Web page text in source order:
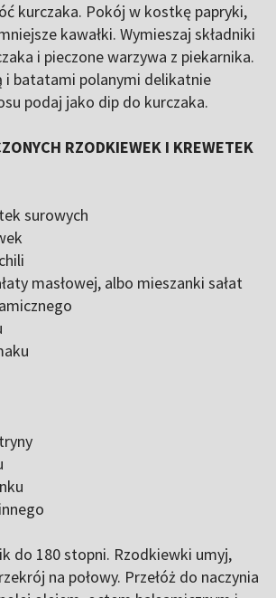
kurczaka. Pokój w kostkę papryki,
kawałki. Wymieszaj składniki
i pieczone warzywa z piekarnika.
i batatami polanymi delikatnie
podaj jako dip do kurczaka.
RZODKIEWEK I KREWETEK
surowych
masłowej, albo mieszanki sałat
do 180 stopni. Rzodkiewki umyj,
na połowy. Przełóż do naczynia